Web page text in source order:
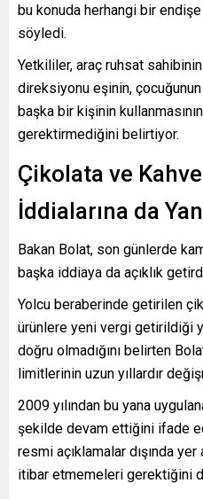
bu konuda herhangi bir
söyledi.
Yetkililer, araç ruhsat
direksiyonu eşinin,
başka bir kişinin
gerektirmediğini belirtiyor.
Çikolata ve
İddialarına da
Bakan Bolat, son günlerde
başka iddiaya da açıklık
Yolcu beraberinde getirilen
ürünlere yeni vergi getirildiği
doğru olmadığını belirten
limitlerinin uzun yıllardır
2009 yılından bu yana
şekilde devam ettiğini ifade
resmi açıklamalar dışında
itibar etmemeleri gerektiğini